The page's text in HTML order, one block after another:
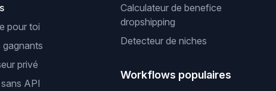
pour toi
gagnants
privé
API
Calculateur de benefice
dropshipping
Detecteur de niches
Workflows populaires